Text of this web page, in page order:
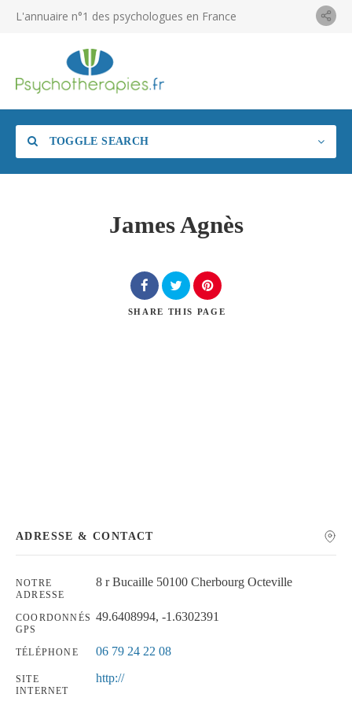
L'annuaire n°1 des psychologues en France
TOGGLE SEARCH
James Agnès
SHARE THIS PAGE
ADRESSE & CONTACT
NOTRE
ADRESSE
8 r Bucaille 50100 Cherbourg Octeville
COORDONNÉS
GPS
49.6408994, -1.6302391
TÉLÉPHONE 06 79 24 22 08
SITE
INTERNET
http://